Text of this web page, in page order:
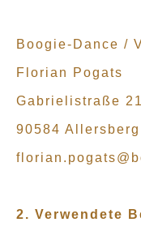
Boogie-Dance /
Florian Pogats
Gabrielistraße 21
90584 Allersberg
2. Verwendete